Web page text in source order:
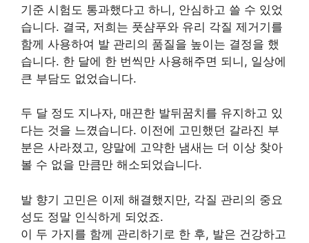
기준 시험도 통과했다고 하니, 안심하고 쓸 수 있었
습니다. 결국, 저희는 풋샴푸와 유리 각질 제거기를
함께 사용하여 발 관리의 품질을 높이는 결정을 했
습니다. 한 달에 한 번씩만 사용해주면 되니, 일상에
큰 부담도 없었습니다.
두 달 정도 지나자, 매끈한 발뒤꿈치를 유지하고 있
다는 것을 느꼈습니다. 이전에 고민했던 갈라진 부
분은 사라졌고, 양말에 고약한 냄새는 더 이상 찾아
볼 수 없을 만큼만 해소되었습니다.
발 향기 고민은 이제 해결했지만, 각질 관리의 중요
성도 정말 인식하게 되었죠.
이 두 가지를 함께 관리하기로 한 후, 발은 건강하고